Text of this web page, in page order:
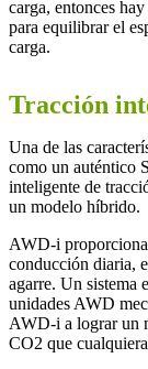
carga, entonces
para equilibrar el
carga.
Tracción
Una de las
como un auténtico
inteligente de
un modelo híbrido.
AWD-i
conducción diaria,
agarre. Un sistema
unidades AWD
AWD-i a lograr un
CO2 que